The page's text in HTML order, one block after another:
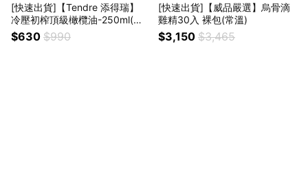
[快速出貨]【Tendre 添得瑞】
冷壓初榨頂級橄欖油-250ml(酸
價最低0.15/生飲首選)
$630 $990
[快速出貨]【威品嚴選】烏骨滴
雞精30入 裸包(常溫)
$3,150 $3,465